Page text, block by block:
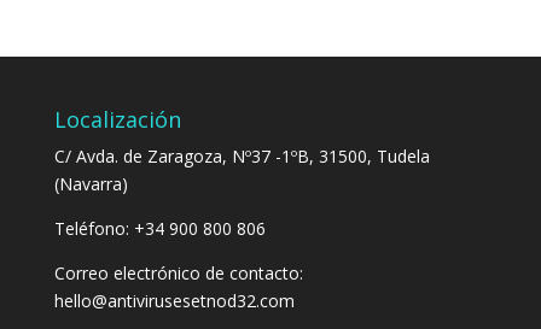
Localización
C/ Avda. de Zaragoza, Nº37 -1ºB, 31500, Tudela
(Navarra)
Teléfono: +34 900 800 806
Correo electrónico de contacto:
hello@antivirusesetnod32.com